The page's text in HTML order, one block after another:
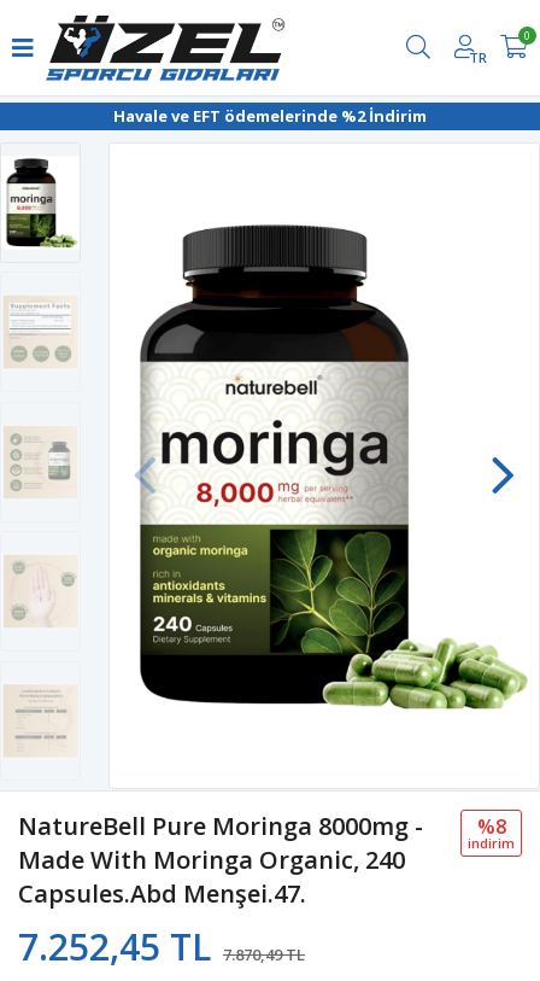
Havale ve EFT ödemelerinde %2 İndirim
TR
0
NatureBell Pure Moringa 8000mg -
Made With Moringa Organic, 240
Capsules.Abd Menşei.47.
7.252,45 TL 7.870,49 TL
%8
i̇ndi̇ri̇m